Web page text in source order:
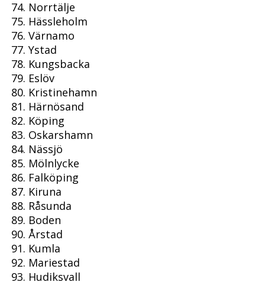
Norrtälje
Hässleholm
Värnamo
Ystad
Kungsbacka
Eslöv
Kristinehamn
Härnösand
Köping
Oskarshamn
Nässjö
Mölnlycke
Falköping
Kiruna
Råsunda
Boden
Årstad
Kumla
Mariestad
Hudiksvall